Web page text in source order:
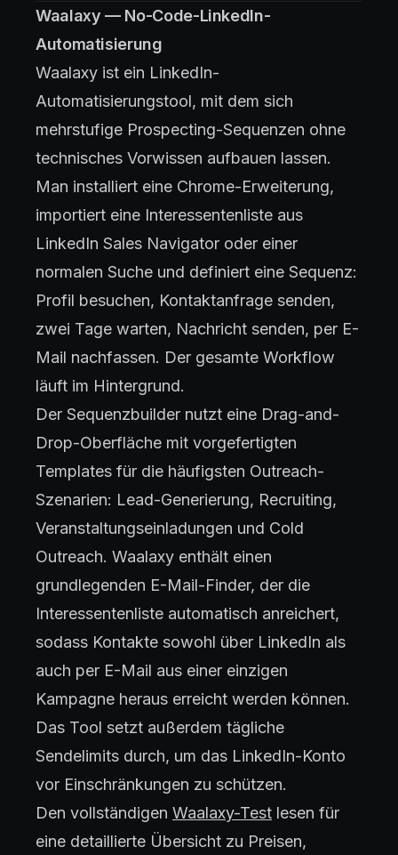
Waalaxy — No-Code-LinkedIn-
Automatisierung
Waalaxy ist ein LinkedIn-
Automatisierungstool, mit dem sich
mehrstufige Prospecting-Sequenzen ohne
technisches Vorwissen aufbauen lassen.
Man installiert eine Chrome-Erweiterung,
importiert eine Interessentenliste aus
LinkedIn Sales Navigator oder einer
normalen Suche und definiert eine Sequenz:
Profil besuchen, Kontaktanfrage senden,
zwei Tage warten, Nachricht senden, per E-
Mail nachfassen. Der gesamte Workflow
läuft im Hintergrund.
Der Sequenzbuilder nutzt eine Drag-and-
Drop-Oberfläche mit vorgefertigten
Templates für die häufigsten Outreach-
Szenarien: Lead-Generierung, Recruiting,
Veranstaltungseinladungen und Cold
Outreach. Waalaxy enthält einen
grundlegenden E-Mail-Finder, der die
Interessentenliste automatisch anreichert,
sodass Kontakte sowohl über LinkedIn als
auch per E-Mail aus einer einzigen
Kampagne heraus erreicht werden können.
Das Tool setzt außerdem tägliche
Sendelimits durch, um das LinkedIn-Konto
vor Einschränkungen zu schützen.
Den vollständigen Waalaxy-Test lesen für
eine detaillierte Übersicht zu Preisen,